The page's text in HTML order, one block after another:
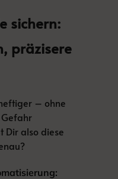
sichern:
präzisere
– ohne
Dir also diese